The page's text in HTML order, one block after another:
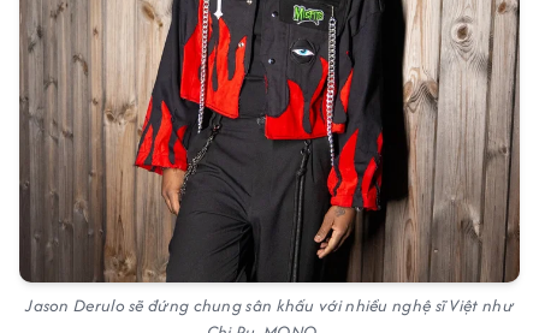
Jason Derulo sẽ đứng chung sân khấu với nhiều nghệ sĩ Việt như